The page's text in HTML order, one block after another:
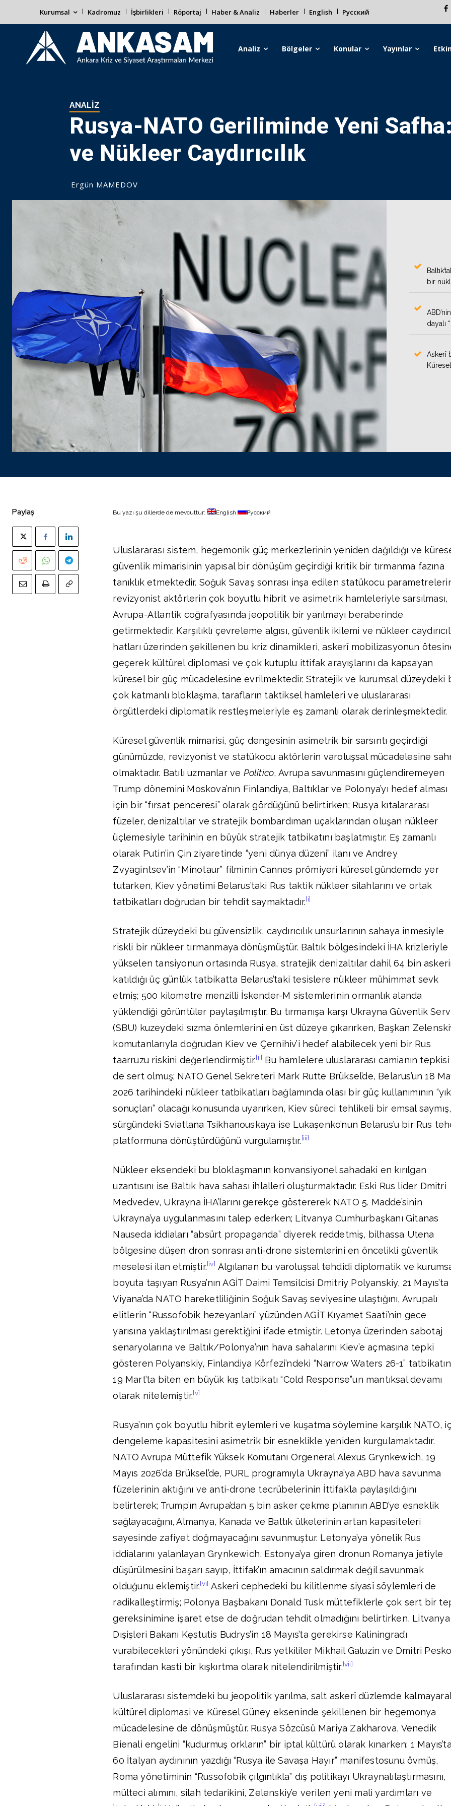
Kurumsal Kadromuz İşbirlikleri Röportaj Haber & Analiz Haberler English Русский
Analiz Bölgeler Konular Yayınlar
ANALIZ
Rusya-NATO Geriliminde Yeni
ve Nükleer Caydırıcılık
Ergün MAMEDOV
bir
dayalı
Askerî
Paylaş Bu yazı şu dillerde de mevcuttur: English Русский
Uluslararası sistem, hegemonik güç merkezlerinin yeniden dağıldığı ve
güvenlik mimarisinin yapısal bir dönüşüm geçirdiği kritik bir tırmanma fazına
tanıklık etmektedir. Soğuk Savaş sonrası inşa edilen statükocu
revizyonist aktörlerin çok boyutlu hibrit ve asimetrik hamleleriyle sarsılması,
Avrupa-Atlantik coğrafyasında jeopolitik bir yarılmayı beraberinde
getirmektedir. Karşılıklı çevreleme algısı, güvenlik ikilemi ve nükleer
hatları üzerinden şekillenen bu kriz dinamikleri, askerî mobilizasyonun
geçerek kültürel diplomasi ve çok kutuplu ittifak arayışlarını da kapsayan
küresel bir güç mücadelesine evrilmektedir. Stratejik ve kurumsal düzeydeki
çok katmanlı bloklaşma, tarafların taktiksel hamleleri ve uluslararası
örgütlerdeki diplomatik restleşmeleriyle eş zamanlı olarak derinleşmektedir.
Küresel güvenlik mimarisi, güç dengesinin asimetrik bir sarsıntı geçirdiği
günümüzde, revizyonist ve statükocu aktörlerin varoluşsal mücadelesine
olmaktadır. Batılı uzmanlar ve Politico, Avrupa savunmasını güçlendiremeyen
Trump dönemini Moskova’nın Finlandiya, Baltıklar ve Polonya’yı hedef alması
için bir “fırsat penceresi” olarak gördüğünü belirtirken; Rusya kıtalararası
füzeler, denizaltılar ve stratejik bombardıman uçaklarından oluşan nükleer
üçlemesiyle tarihinin en büyük stratejik tatbikatını başlatmıştır. Eş zamanlı
olarak Putin’in Çin ziyaretinde “yeni dünya düzeni” ilanı ve Andrey
Zvyagintsev’in “Minotaur” filminin Cannes prömiyeri küresel gündemde yer
tutarken, Kiev yönetimi Belarus’taki Rus taktik nükleer silahlarını ve ortak
tatbikatları doğrudan bir tehdit saymaktadır.[i]
Stratejik düzeydeki bu güvensizlik, caydırıcılık unsurlarının sahaya inmesiyle
riskli bir nükleer tırmanmaya dönüşmüştür. Baltık bölgesindeki İHA krizleriyle
yükselen tansiyonun ortasında Rusya, stratejik denizaltılar dahil 64 bin
katıldığı üç günlük tatbikatta Belarus’taki tesislere nükleer mühimmat sevk
etmiş; 500 kilometre menzilli İskender-M sistemlerinin ormanlık alanda
yüklendiği görüntüler paylaşılmıştır. Bu tırmanışa karşı Ukrayna Güvenlik
(SBU) kuzeydeki sızma önlemlerini en üst düzeye çıkarırken, Başkan
komutanlarıyla doğrudan Kiev ve Çernihiv’i hedef alabilecek yeni bir Rus
taarruzu riskini değerlendirmiştir.[ii] Bu hamlelere uluslararası camianın tepkisi
de sert olmuş; NATO Genel Sekreteri Mark Rutte Brüksel’de, Belarus’un 18
2026 tarihindeki nükleer tatbikatları bağlamında olası bir güç kullanımının
sonuçları” olacağı konusunda uyarırken, Kiev süreci tehlikeli bir emsal saymış,
sürgündeki Sviatlana Tsikhanouskaya ise Lukaşenko’nun Belarus’u bir Rus
platformuna dönüştürdüğünü vurgulamıştır.[iii]
Nükleer eksendeki bu bloklaşmanın konvansiyonel sahadaki en kırılgan
uzantısını ise Baltık hava sahası ihlalleri oluşturmaktadır. Eski Rus lider Dmitri
Medvedev, Ukrayna İHA’larını gerekçe göstererek NATO 5. Madde’sinin
Ukrayna’ya uygulanmasını talep ederken; Litvanya Cumhurbaşkanı Gitanas
Nauseda iddiaları “absürt propaganda” diyerek reddetmiş, bilhassa Utena
bölgesine düşen dron sonrası anti-drone sistemlerini en öncelikli güvenlik
meselesi ilan etmiştir.[iv] Algılanan bu varoluşsal tehdidi diplomatik ve
boyuta taşıyan Rusya’nın AGİT Daimi Temsilcisi Dmitriy Polyanskiy, 21 Mayıs’ta
Viyana’da NATO hareketliliğinin Soğuk Savaş seviyesine ulaştığını, Avrupalı
elitlerin “Russofobik hezeyanları” yüzünden AGİT Kıyamet Saati’nin gece
yarısına yaklaştırılması gerektiğini ifade etmiştir. Letonya üzerinden sabotaj
senaryolarına ve Baltık/Polonya’nın hava sahalarını Kiev’e açmasına tepki
gösteren Polyanskiy, Finlandiya Körfezi’ndeki “Narrow Waters 26-1”
19 Mart’ta biten en büyük kış tatbikatı “Cold Response”un mantıksal devamı
olarak nitelemiştir.[v]
Rusya’nın çok boyutlu hibrit eylemleri ve kuşatma söylemine karşılık NATO,
dengeleme kapasitesini asimetrik bir esneklikle yeniden kurgulamaktadır.
NATO Avrupa Müttefik Yüksek Komutanı Orgeneral Alexus Grynkewich, 19
Mayıs 2026’da Brüksel’de, PURL programıyla Ukrayna’ya ABD hava savunma
füzelerinin aktığını ve anti-drone tecrübelerinin İttifak’la paylaşıldığını
belirterek; Trump’ın Avrupa’dan 5 bin asker çekme planının ABD’ye esneklik
sağlayacağını, Almanya, Kanada ve Baltık ülkelerinin artan kapasiteleri
sayesinde zafiyet doğmayacağını savunmuştur. Letonya’ya yönelik Rus
iddialarını yalanlayan Grynkewich, Estonya’ya giren dronun Romanya jetiyle
düşürülmesini başarı sayıp, İttifak’ın amacının saldırmak değil savunmak
olduğunu eklemiştir.[vi] Askerî cephedeki bu kilitlenme siyasî söylemleri de
radikalleştirmiş; Polonya Başbakanı Donald Tusk müttefiklerle çok sert bir
gereksinimine işaret etse de doğrudan tehdit olmadığını belirtirken, Litvanya
Dışişleri Bakanı Kęstutis Budrys’in 18 Mayıs’ta gerekirse Kaliningrad’ı
vurabilecekleri yönündeki çıkışı, Rus yetkililer Mikhail Galuzin ve Dmitri
tarafından kasti bir kışkırtma olarak nitelendirilmiştir.[vii]
Uluslararası sistemdeki bu jeopolitik yarılma, salt askerî düzlemde
kültürel diplomasi ve Küresel Güney ekseninde şekillenen bir hegemonya
mücadelesine de dönüşmüştür. Rusya Sözcüsü Mariya Zakharova, Venedik
Bienali engelini “kudurmuş orkların” bir iptal kültürü olarak kınarken; 1
60 İtalyan aydınının yazdığı “Rusya ile Savaşa Hayır” manifestosunu övmüş,
Roma yönetiminin “Russofobik çılgınlıkla” dış politikayı Ukraynalılaştırmasını,
mülteci alımını, silah tedarikini, Zelenskiy’e verilen yeni mali yardımları ve